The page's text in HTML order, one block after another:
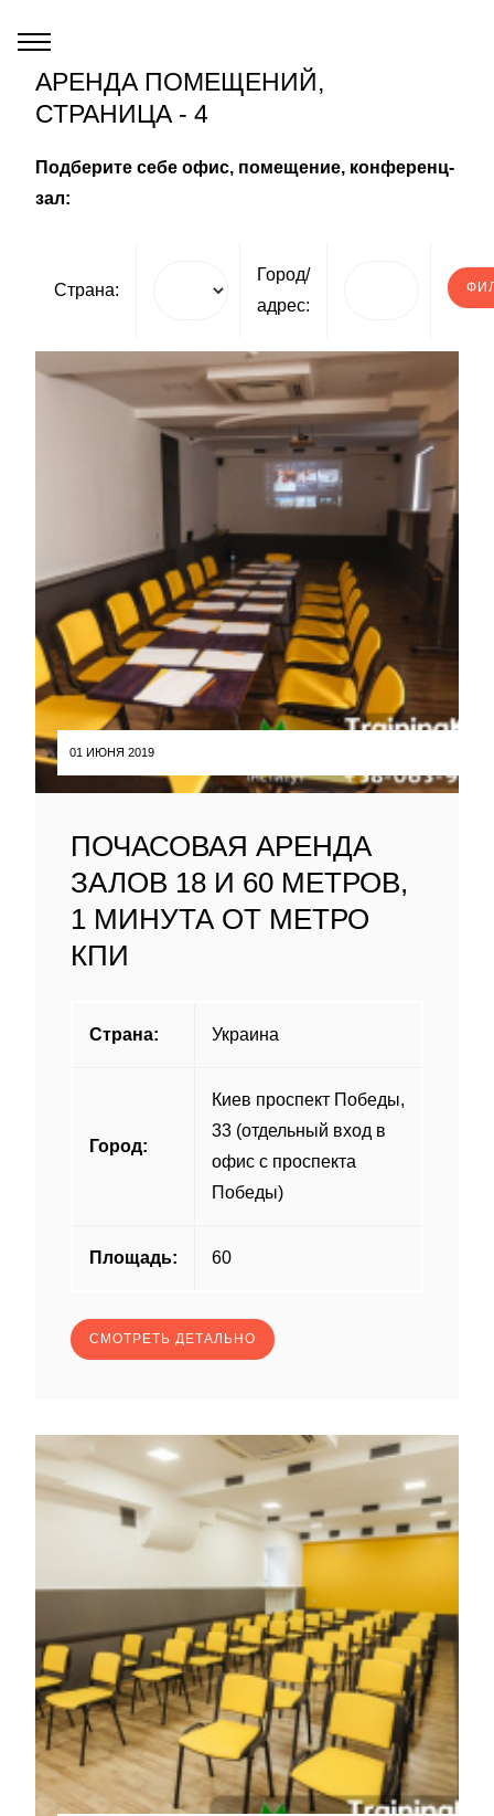
АРЕНДА ПОМЕЩЕНИЙ,
СТРАНИЦА - 4
Подберите себе офис, помещение, конференц-
зал:
Страна:
Город/
адрес:
01 ИЮНЯ 2019
ПОЧАСОВАЯ АРЕНДА
ЗАЛОВ 18 И 60 МЕТРОВ,
1 МИНУТА ОТ МЕТРО
КПИ
Страна: Украина
Город:
Киев проспект Победы,
33 (отдельный вход в
офис с проспекта
Победы)
Площадь: 60
СМОТРЕТЬ ДЕТАЛЬНО